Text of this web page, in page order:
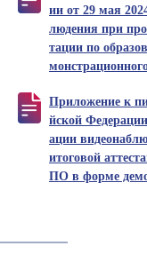
ии от 29 мая
людения при
тации по
Приложение к
йской
ации
итоговой
ПО в форме